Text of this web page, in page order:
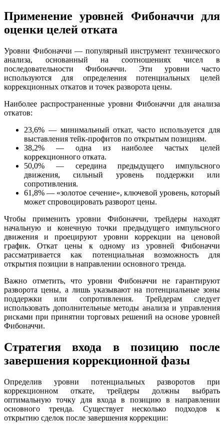
Применение уровней Фибоначчи для
оценки целей отката
Уровни Фибоначчи — популярный инструмент технического
анализа, основанный на соотношениях чисел в
последовательности Фибоначчи. Эти уровни часто
используются для определения потенциальных целей
коррекционных откатов и точек разворота цены.
Наиболее распространенные уровни Фибоначчи для анализа
откатов:
23,6% — минимальный откат, часто используется для
выставления тейк-профитов по открытым позициям.
38,2% — одна из наиболее частых целей
коррекционного отката.
50,0% — середина предыдущего импульсного
движения, сильный уровень поддержки или
сопротивления.
61,8% — «золотое сечение», ключевой уровень, который
может спровоцировать разворот цены.
Чтобы применить уровни Фибоначчи, трейдеры находят
начальную и конечную точки предыдущего импульсного
движения и проецируют уровни коррекции на ценовой
график. Откат цены к одному из уровней Фибоначчи
рассматривается как потенциальная возможность для
открытия позиции в направлении основного тренда.
Важно отметить, что уровни Фибоначчи не гарантируют
разворота цены, а лишь указывают на потенциальные зоны
поддержки или сопротивления. Трейдерам следует
использовать дополнительные методы анализа и управления
рисками при принятии торговых решений на основе уровней
Фибоначчи.
Стратегия входа в позицию после
завершения коррекционной фазы
Определив уровни потенциальных разворотов при
коррекционном откате, трейдеры должны выбрать
оптимальную точку для входа в позицию в направлении
основного тренда. Существует несколько подходов к
открытию сделок после завершения коррекции: